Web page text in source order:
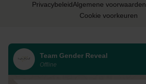
PrivacybeleidAlgemene voorwaarden
Cookie voorkeuren
Team Gender Reveal
Offline